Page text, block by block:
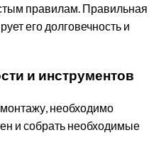
правилам. Правильная
его долговечность и
и инструментов
монтажу, необходимо
и собрать необходимые